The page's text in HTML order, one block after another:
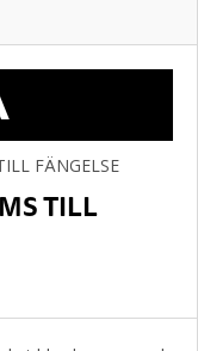
TILL